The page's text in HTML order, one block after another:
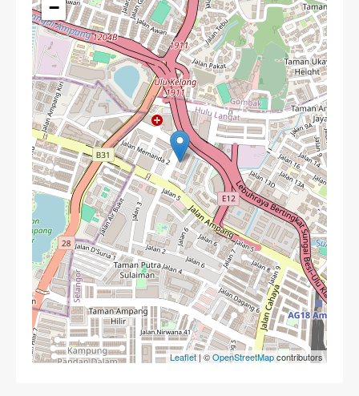
−
Leaflet| ©OpenStreetMapcontributors